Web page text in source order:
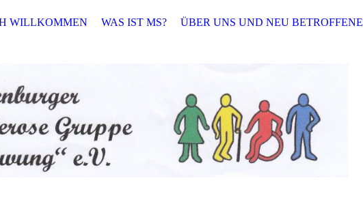
WILLKOMMEN WAS IST MS? ÜBER UNS UND NEU BETROFFENE